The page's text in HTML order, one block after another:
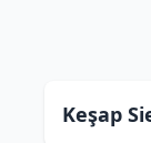
Keşap